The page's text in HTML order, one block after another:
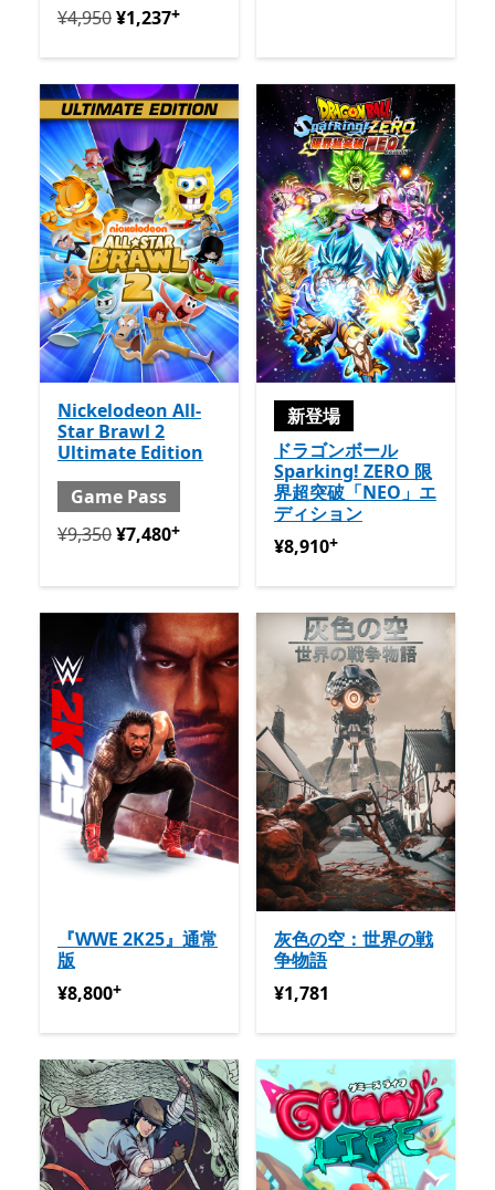
定価 ¥4,950 今すぐ ¥1,237
¥4,950¥1,237+
Nickelodeon All-
Star Brawl 2
Ultimate Edition
Game Pass
定価 ¥9,350 今すぐ ¥7,480 と Game Pass
¥9,350¥7,480+
新登場
ドラゴンボール
Sparking! ZERO 限
界超突破「NEO」エ
ディション
¥8,910アプリ内購入が提供
¥8,910+
『WWE 2K25』通常
版
¥8,800アプリ内購入が提供されています
¥8,800+
灰色の空：世界の戦
争物語
¥1,781
¥1,781